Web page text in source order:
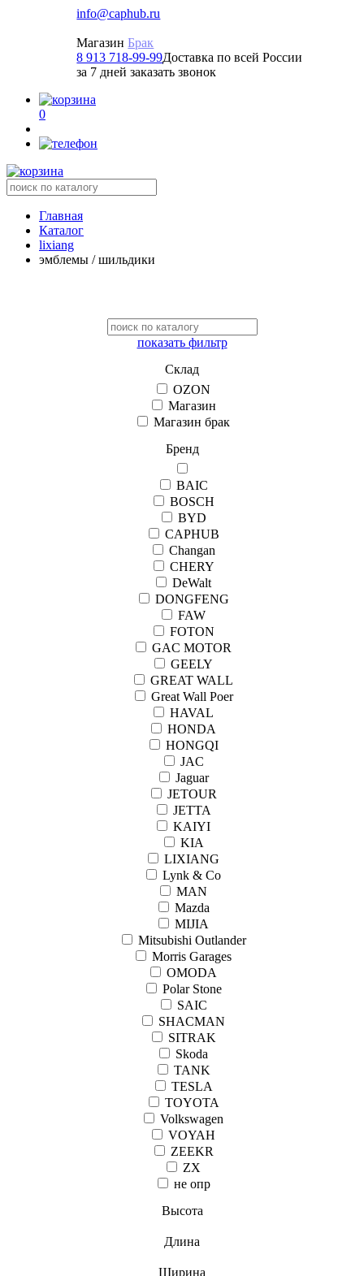
info@caphub.ru
Магазин Брак
8 913 718-99-99Доставка по всей России
за 7 дней заказать звонок
0
Главная
Каталог
lixiang
эмблемы / шильдики
показать фильтр
Склад
OZON
Магазин
Магазин брак
Бренд
BAIC
BOSCH
BYD
CAPHUB
Changan
CHERY
DeWalt
DONGFENG
FAW
FOTON
GAC MOTOR
GEELY
GREAT WALL
Great Wall Рoer
HAVAL
HONDA
HONGQI
JAC
Jaguar
JETOUR
JETTA
KAIYI
KIA
LIXIANG
Lynk & Co
MAN
Mazda
MIJIA
Mitsubishi Outlander
Morris Garages
OMODA
Polar Stone
SAIC
SHACMAN
SITRAK
Skoda
TANK
TESLA
TOYOTA
Volkswagen
VOYAH
ZEEKR
ZX
не опр
Высота
Длина
Ширина